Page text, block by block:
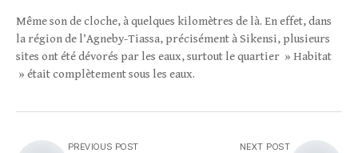
Même son de cloche, à quelques kilomètres de là. En effet, dans
la région de l’Agneby-Tiassa, précisément à Sikensi, plusieurs
sites ont été dévorés par les eaux, surtout le quartier » Habitat
» était complètement sous les eaux.
PREVIOUS POST NEXT POST